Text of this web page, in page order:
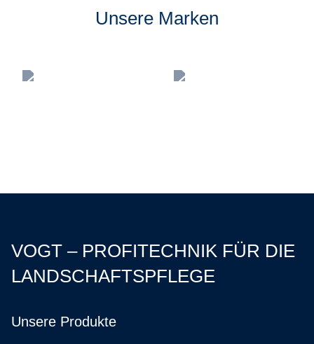
Unsere Marken
VOGT – PROFITECHNIK FÜR DIE
LANDSCHAFTSPFLEGE
Unsere Produkte